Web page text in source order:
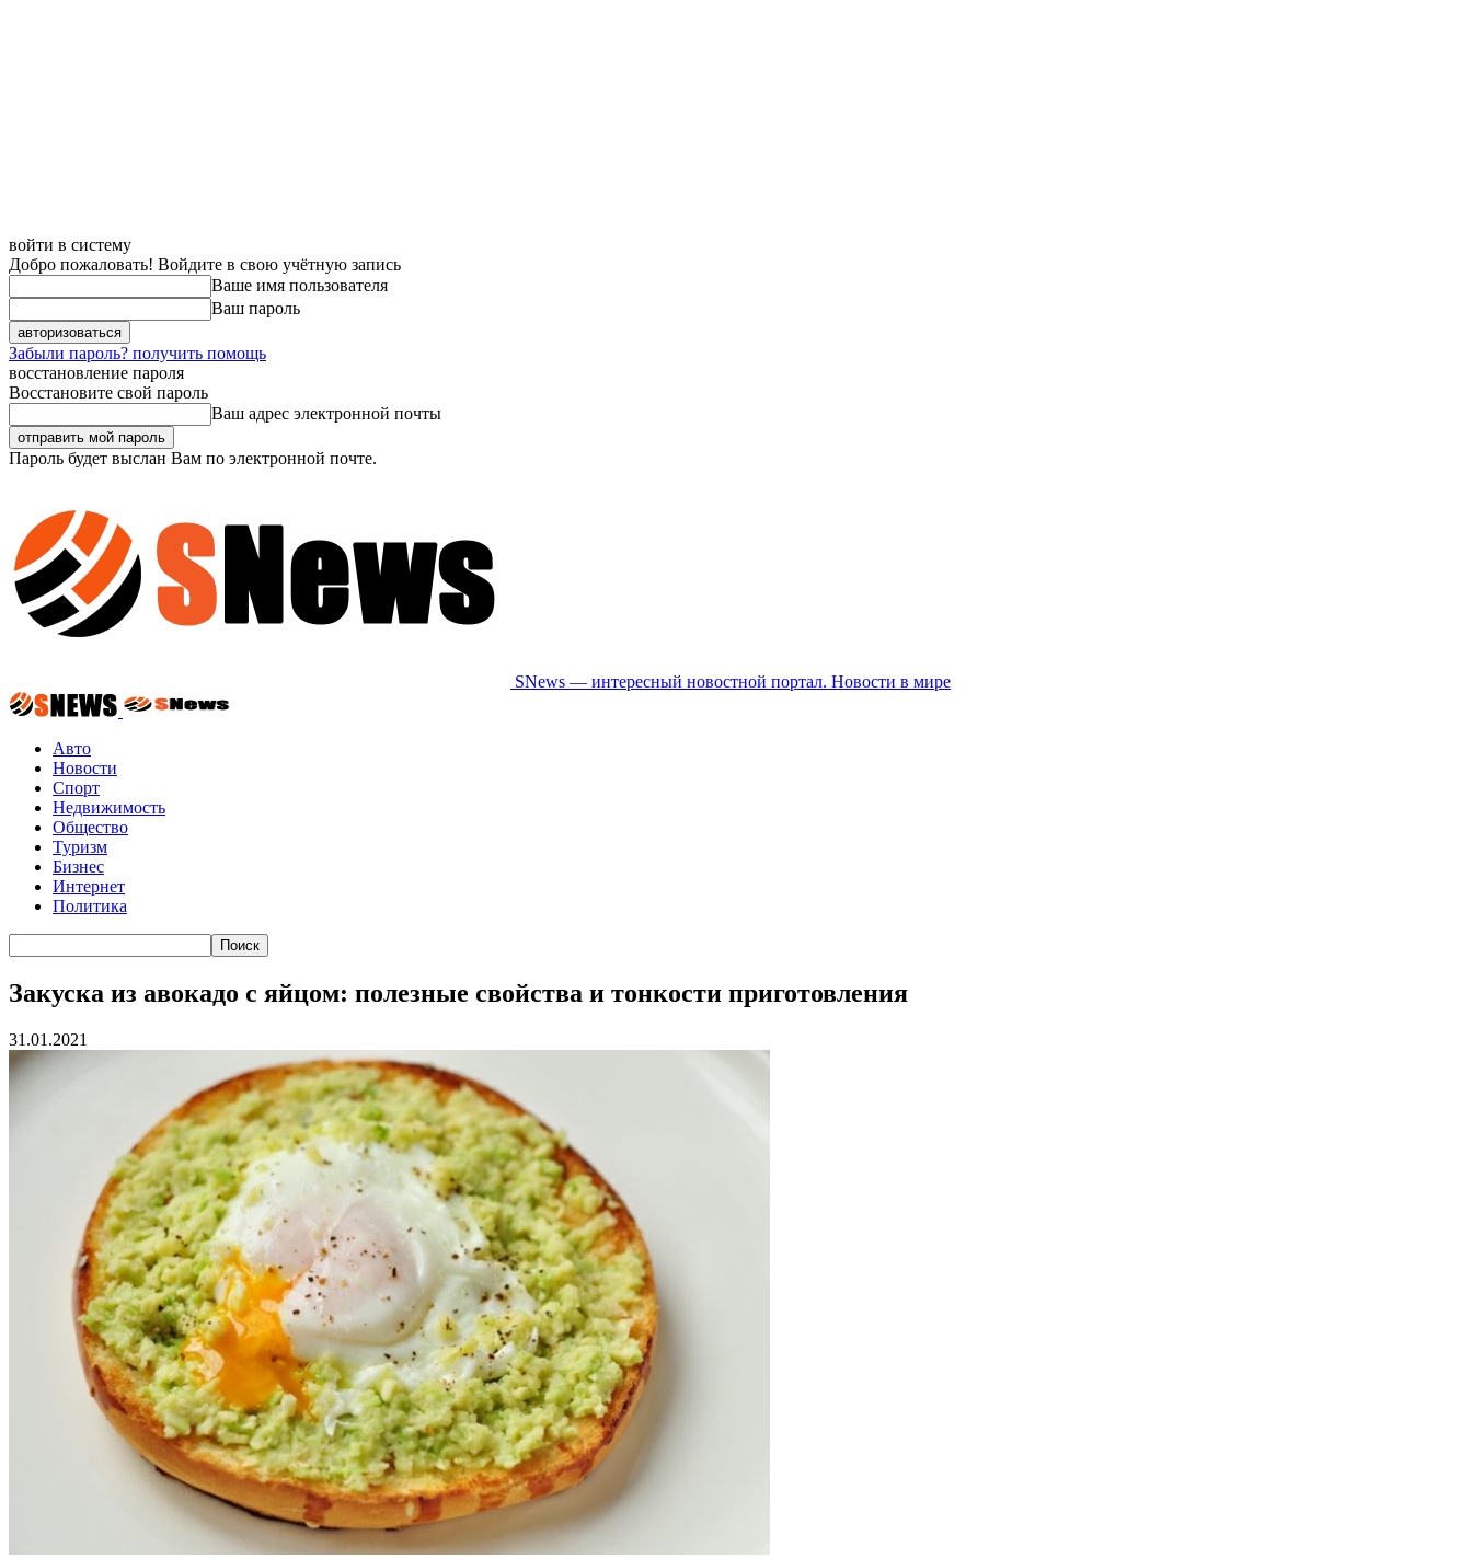
войти в систему
Добро пожаловать! Войдите в свою учётную запись
Ваше имя пользователя
Ваш пароль
Забыли пароль? получить помощь
восстановление пароля
Восстановите свой пароль
Ваш адрес электронной почты
Пароль будет выслан Вам по электронной почте.
SNews — интересный новостной портал. Новости в мире
Авто
Новости
Спорт
Недвижимость
Общество
Туризм
Бизнес
Интернет
Политика
Закуска из авокадо с яйцом: полезные свойства и тонкости приготовления
31.01.2021